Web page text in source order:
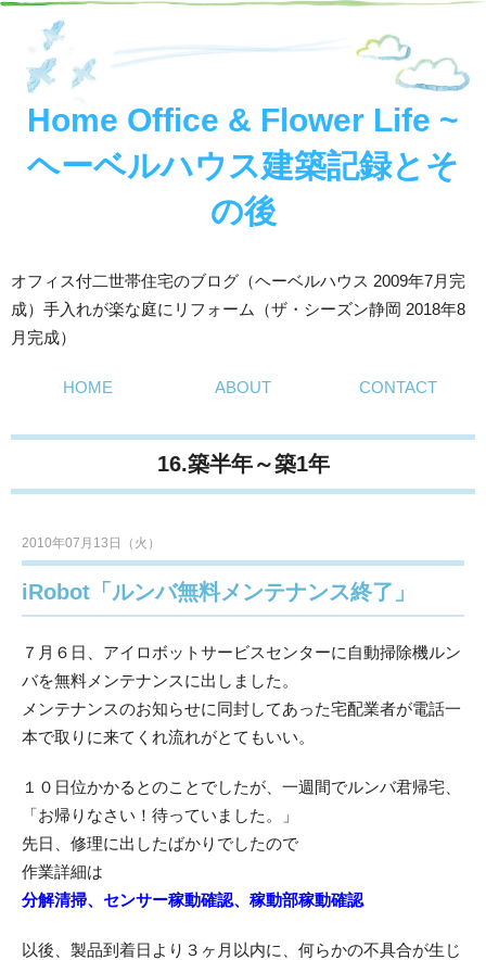
Home Office & Flower Life ~
ヘーベルハウス建築記録とそ
の後
オフィス付二世帯住宅のブログ（ヘーベルハウス 2009年7月完
成）手入れが楽な庭にリフォーム（ザ・シーズン静岡 2018年8
月完成）
HOME ABOUT CONTACT
16.築半年～築1年
2010年07月13日（火）
iRobot「ルンバ無料メンテナンス終了」
７月６日、アイロボットサービスセンターに自動掃除機ルン
バを無料メンテナンスに出しました。
メンテナンスのお知らせに同封してあった宅配業者が電話一
本で取りに来てくれ流れがとてもいい。
１０日位かかるとのことでしたが、一週間でルンバ君帰宅、
「お帰りなさい！待っていました。」
先日、修理に出したばかりでしたので
作業詳細は
分解清掃、センサー稼動確認、稼動部稼動確認
以後、製品到着日より３ヶ月以内に、何らかの不具合が生じ